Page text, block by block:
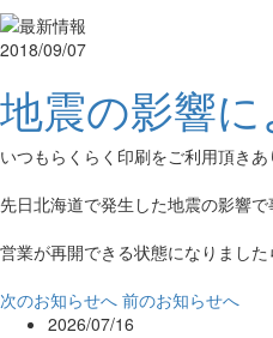
2018/09/07
地震の影響
いつもらくらく印刷をご利用頂きあ
先日北海道で発生した地震の影響
営業が再開できる状態になりまし
次のお知らせへ 前のお知らせへ
2026/07/16